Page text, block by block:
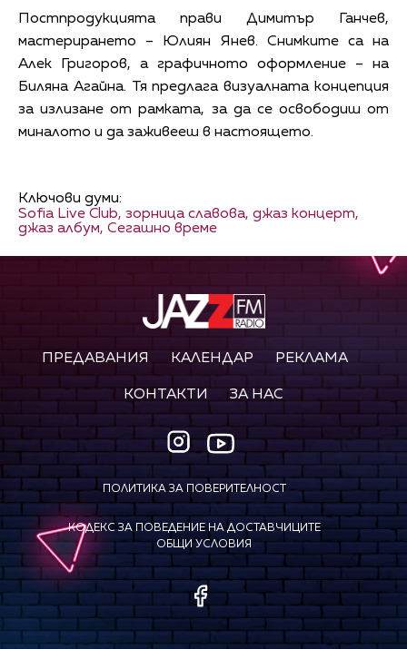
Постпродукцията прави Димитър Ганчев,
мастерирането – Юлиян Янев. Снимките са на
Алек Григоров, а графичното оформление – на
Биляна Агайна. Тя предлага визуалната концепция
за излизане от рамката, за да се освободиш от
миналото и да заживееш в настоящето.
Ключови думи:
Sofia Live Club, зорница славова, джаз концерт,
джаз албум, Сегашно време
ПРЕДАВАНИЯ КАЛЕНДАР РЕКЛАМА
КОНТАКТИ ЗА НАС
ПОЛИТИКА ЗА ПОВЕРИТЕЛНОСТ
КОДЕКС ЗА ПОВЕДЕНИЕ НА ДОСТАВЧИЦИТЕ
ОБЩИ УСЛОВИЯ